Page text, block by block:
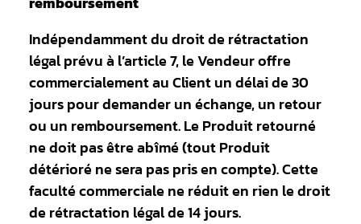
Indépendamment du droit de rétractation
légal prévu à l’article 7, le Vendeur offre
commercialement au Client un délai de 30
jours pour demander un échange, un retour
ou un remboursement. Le Produit retourné
ne doit pas être abîmé (tout Produit
détérioré ne sera pas pris en compte). Cette
faculté commerciale ne réduit en rien le droit
de rétractation légal de 14 jours.